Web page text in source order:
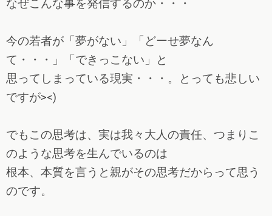
なぜこんな事を発信するのか・・・
今の若者が「夢がない」「どーせ夢なん
て・・・」「できっこない」と
思ってしまっている現実・・・。とっても悲しい
ですが><)
でもこの思考は、実は我々大人の責任、つまりこ
のような思考を生んでいるのは
根本、本質を言うと親がその思考だからって思う
のです。